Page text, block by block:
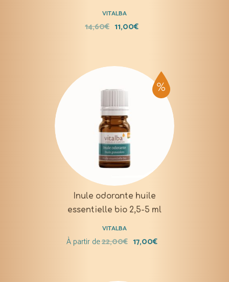
VITALBA
14,60€ 11,00€
Inule odorante huile
essentielle bio 2,5-5 ml
VITALBA
À partir de22,00€ 17,00€